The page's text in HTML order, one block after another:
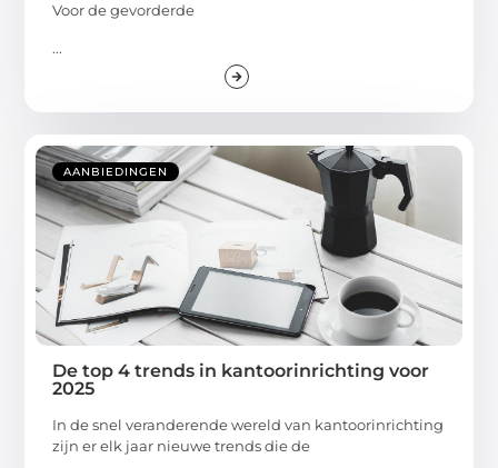
Voor de gevorderde
...
AANBIEDINGEN
De top 4 trends in kantoorinrichting voor
2025
In de snel veranderende wereld van kantoorinrichting
zijn er elk jaar nieuwe trends die de